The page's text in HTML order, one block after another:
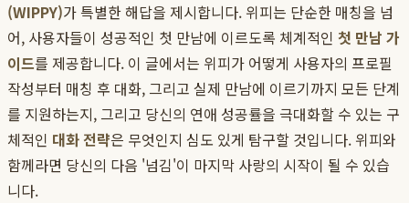
(WIPPY)가 특별한 해답을 제시합니다. 위피는 단순한 매칭을 넘
어, 사용자들이 성공적인 첫 만남에 이르도록 체계적인 첫 만남 가
이드를 제공합니다. 이 글에서는 위피가 어떻게 사용자의 프로필
작성부터 매칭 후 대화, 그리고 실제 만남에 이르기까지 모든 단계
를 지원하는지, 그리고 당신의 연애 성공률을 극대화할 수 있는 구
체적인 대화 전략은 무엇인지 심도 있게 탐구할 것입니다. 위피와
함께라면 당신의 다음 '넘김'이 마지막 사랑의 시작이 될 수 있습
니다.